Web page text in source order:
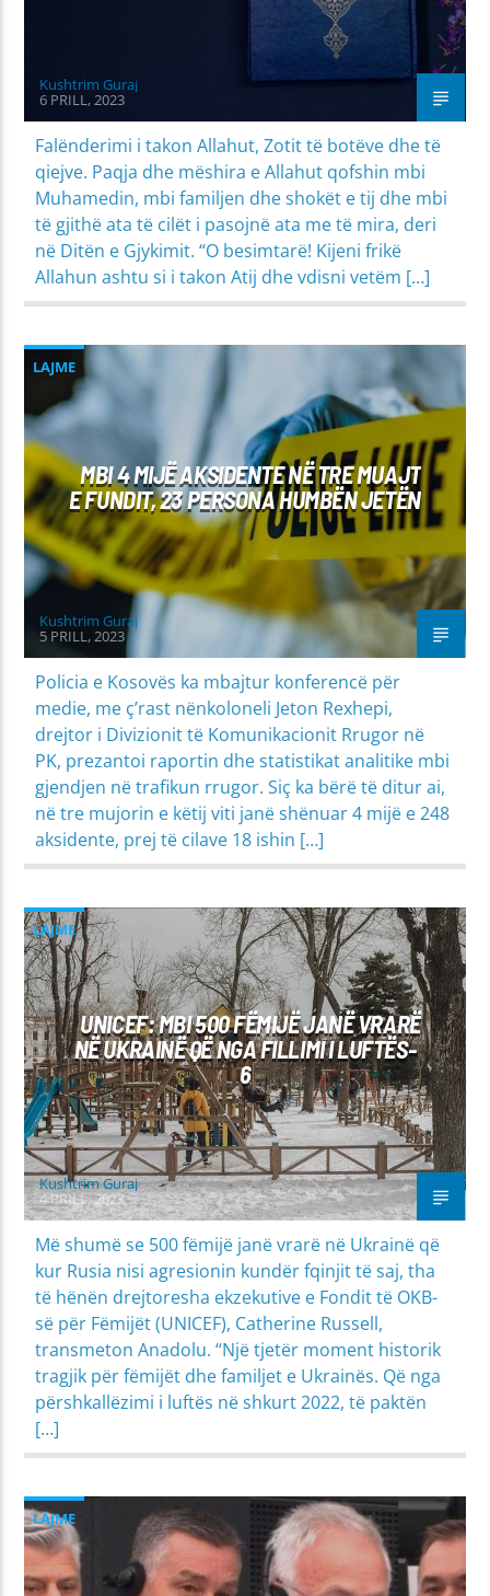
Kushtrim Guraj
6 PRILL, 2023
Falënderimi i takon Allahut, Zotit të botëve dhe të
qiejve. Paqja dhe mëshira e Allahut qofshin mbi
Muhamedin, mbi familjen dhe shokët e tij dhe mbi
të gjithë ata të cilët i pasojnë ata me të mira, deri
në Ditën e Gjykimit. “O besimtarë! Kijeni frikë
Allahun ashtu si i takon Atij dhe vdisni vetëm […]
LAJME
MBI 4 MIJË AKSIDENTE NË TRE MUAJT
E FUNDIT, 23 PERSONA HUMBËN JETËN
Kushtrim Guraj
5 PRILL, 2023
Policia e Kosovës ka mbajtur konferencë për
medie, me ç’rast nënkoloneli Jeton Rexhepi,
drejtor i Divizionit të Komunikacionit Rrugor në
PK, prezantoi raportin dhe statistikat analitike mbi
gjendjen në trafikun rrugor. Siç ka bërë të ditur ai,
në tre mujorin e këtij viti janë shënuar 4 mijë e 248
aksidente, prej të cilave 18 ishin […]
LAJME
UNICEF: MBI 500 FËMIJË JANË VRARË
NË UKRAINË QË NGA FILLIMI I LUFTËS-
6
Kushtrim Guraj
4 PRILL, 2023
Më shumë se 500 fëmijë janë vrarë në Ukrainë që
kur Rusia nisi agresionin kundër fqinjit të saj, tha
të hënën drejtoresha ekzekutive e Fondit të OKB-
së për Fëmijët (UNICEF), Catherine Russell,
transmeton Anadolu. “Një tjetër moment historik
tragjik për fëmijët dhe familjet e Ukrainës. Që nga
përshkallëzimi i luftës në shkurt 2022, të paktën
[…]
LAJME